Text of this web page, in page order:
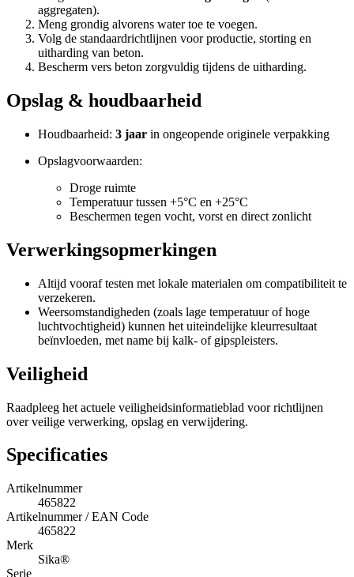
aggregaten).
Meng grondig alvorens water toe te voegen.
Volg de standaardrichtlijnen voor productie, storting en
uitharding van beton.
Bescherm vers beton zorgvuldig tijdens de uitharding.
Opslag & houdbaarheid
Houdbaarheid: 3 jaar in ongeopende originele verpakking
Opslagvoorwaarden:
Droge ruimte
Temperatuur tussen +5°C en +25°C
Beschermen tegen vocht, vorst en direct zonlicht
Verwerkingsopmerkingen
Altijd vooraf testen met lokale materialen om compatibiliteit te
verzekeren.
Weersomstandigheden (zoals lage temperatuur of hoge
luchtvochtigheid) kunnen het uiteindelijke kleurresultaat
beïnvloeden, met name bij kalk- of gipspleisters.
Veiligheid
Raadpleeg het actuele veiligheidsinformatieblad voor richtlijnen
over veilige verwerking, opslag en verwijdering.
Specificaties
Artikelnummer
465822
Artikelnummer / EAN Code
465822
Merk
Sika®
Serie